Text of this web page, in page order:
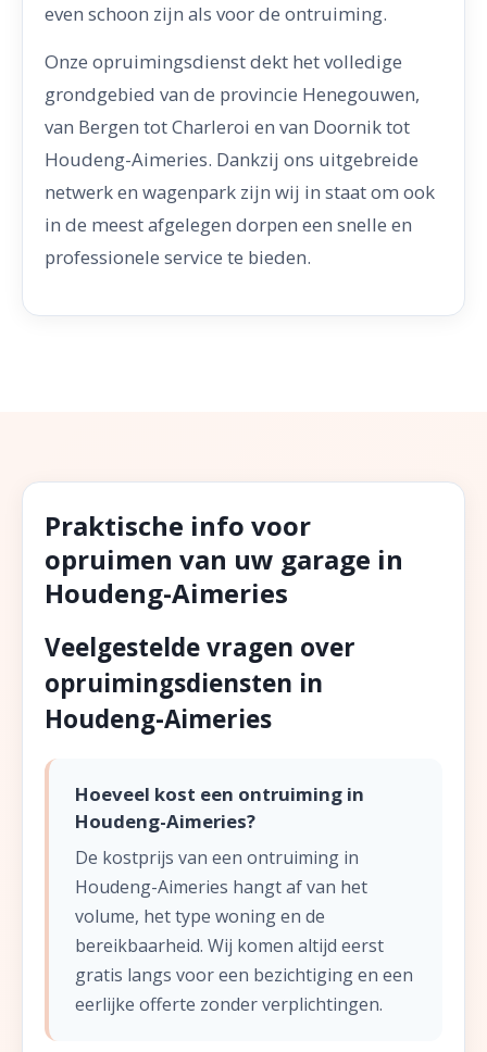
even schoon zijn als voor de ontruiming.
Onze opruimingsdienst dekt het volledige
grondgebied van de provincie Henegouwen,
van Bergen tot Charleroi en van Doornik tot
Houdeng-Aimeries. Dankzij ons uitgebreide
netwerk en wagenpark zijn wij in staat om ook
in de meest afgelegen dorpen een snelle en
professionele service te bieden.
Praktische info voor
opruimen van uw garage in
Houdeng-Aimeries
Veelgestelde vragen over
opruimingsdiensten in
Houdeng-Aimeries
Hoeveel kost een ontruiming in
Houdeng-Aimeries?
De kostprijs van een ontruiming in
Houdeng-Aimeries hangt af van het
volume, het type woning en de
bereikbaarheid. Wij komen altijd eerst
gratis langs voor een bezichtiging en een
eerlijke offerte zonder verplichtingen.